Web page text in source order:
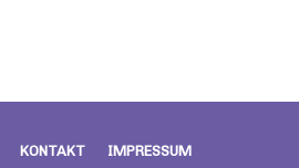
KONTAKT
IMPRESSUM